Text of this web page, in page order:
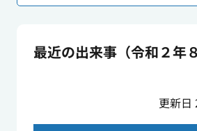
最近の出来事（令和２年
更新日